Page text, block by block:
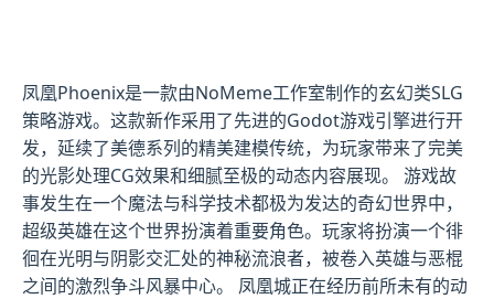
凤凰Phoenix是一款由NoMeme工作室制作的玄幻类SLG
策略游戏。这款新作采用了先进的Godot游戏引擎进行开
发，延续了美德系列的精美建模传统，为玩家带来了完美
的光影处理CG效果和细腻至极的动态内容展现。 游戏故
事发生在一个魔法与科学技术都极为发达的奇幻世界中，
超级英雄在这个世界扮演着重要角色。玩家将扮演一个徘
徊在光明与阴影交汇处的神秘流浪者，被卷入英雄与恶棍
之间的激烈争斗风暴中心。 凤凰城正在经历前所未有的动